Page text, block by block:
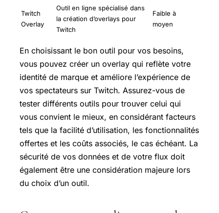
Twitch
Overlay
Outil en ligne spécialisé dans
la création d’overlays pour
Twitch
Faible à
moyen
En choisissant le bon outil pour vos besoins,
vous pouvez créer un overlay qui reflète votre
identité de marque et améliore l’expérience de
vos spectateurs sur Twitch. Assurez-vous de
tester différents outils pour trouver celui qui
vous convient le mieux, en considérant facteurs
tels que la facilité d’utilisation, les fonctionnalités
offertes et les coûts associés, le cas échéant. La
sécurité de vos données et de votre flux doit
également être une considération majeure lors
du choix d’un outil.